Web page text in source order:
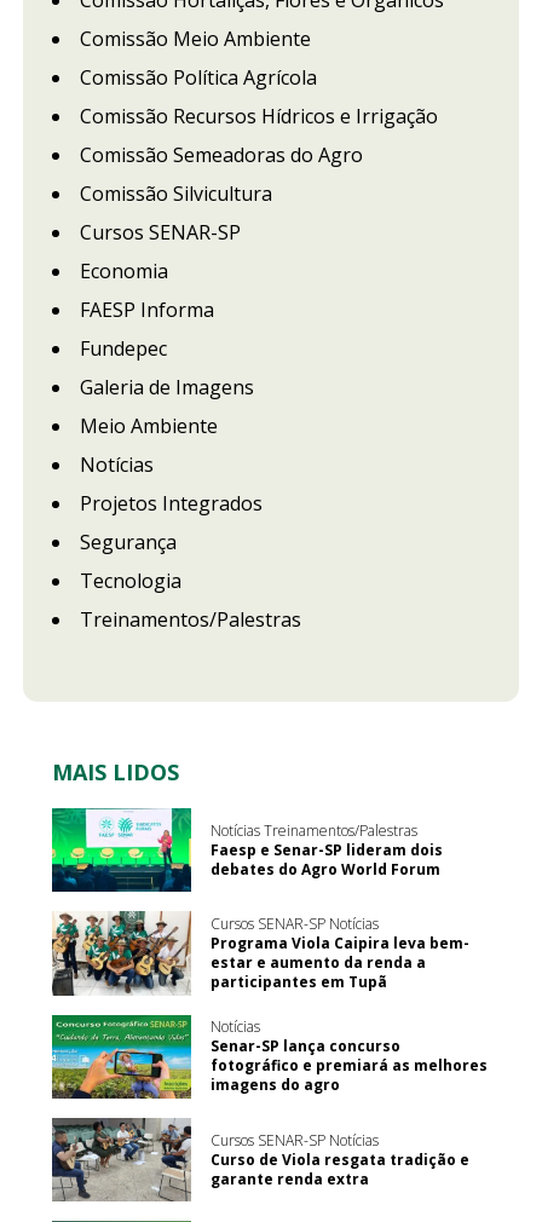
Comissão Meio Ambiente
Comissão Política Agrícola
Comissão Recursos Hídricos e Irrigação
Comissão Semeadoras do Agro
Comissão Silvicultura
Cursos SENAR-SP
Economia
FAESP Informa
Fundepec
Galeria de Imagens
Meio Ambiente
Notícias
Projetos Integrados
Segurança
Tecnologia
Treinamentos/Palestras
MAIS LIDOS
Notícias Treinamentos/Palestras
Faesp e Senar-SP lideram dois
debates do Agro World Forum
Cursos SENAR-SP Notícias
Programa Viola Caipira leva bem-
estar e aumento da renda a
participantes em Tupã
Notícias
Senar-SP lança concurso
fotográfico e premiará as melhores
imagens do agro
Cursos SENAR-SP Notícias
Curso de Viola resgata tradição e
garante renda extra